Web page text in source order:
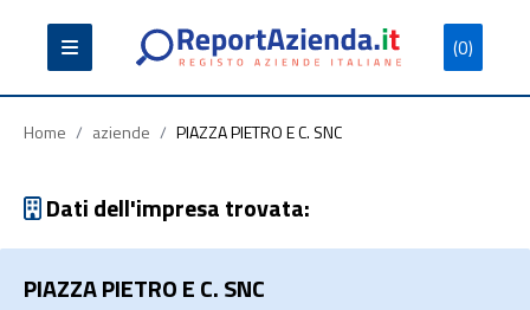
(0)
Partita
Iva
Codice
Fiscale
Ragione
Sociale
Cerca
Home / aziende / PIAZZA PIETRO E C. SNC
Dati dell'impresa trovata:
PIAZZA PIETRO E C. SNC